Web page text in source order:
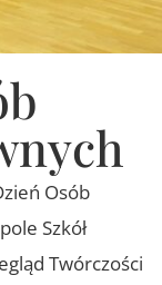
Osób
Szkół
Twórczości